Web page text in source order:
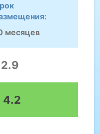
месяцев
2.9
4.2